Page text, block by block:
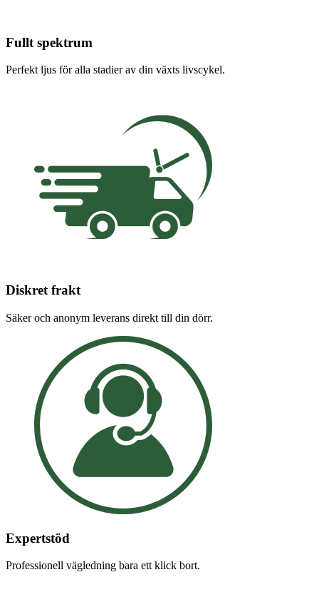
Fullt spektrum
Perfekt ljus för alla stadier av din växts livscykel.
Diskret frakt
Säker och anonym leverans direkt till din dörr.
Expertstöd
Professionell vägledning bara ett klick bort.